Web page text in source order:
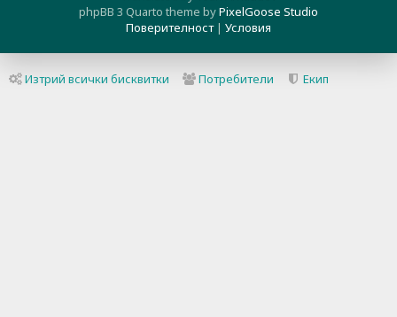
phpBB 3 Quarto theme byPixelGoose Studio
Поверителност| Условия
Изтрий всички бисквитки Потребители Екип